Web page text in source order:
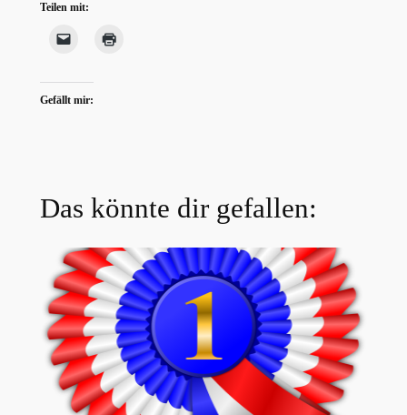
Teilen mit:
Gefällt mir:
Das könnte dir gefallen: